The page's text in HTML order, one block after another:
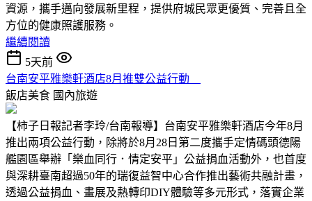
資源，攜手邁向發展新里程，提供府城民眾更優質、完善且全
方位的健康照護服務。
繼續閱讀
5天前
台南安平雅樂軒酒店8月推雙公益行動
飯店美食 國內旅遊
【柿子日報記者李玲/台南報導】台南安平雅樂軒酒店今年8月
推出兩項公益行動，除將於8月28日第二度攜手定情碼頭德陽
艦園區舉辦「樂血同行．情定安平」公益捐血活動外，也首度
與深耕臺南超過50年的瑞復益智中心合作推出藝術共融計畫，
透過公益捐血、畫展及熱轉印DIY體驗等多元形式，落實企業